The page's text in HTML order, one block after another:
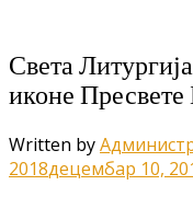
Света
иконе Пресвете
Written by
2018децембар 10,